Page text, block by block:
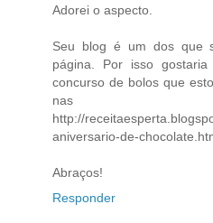
Adorei o aspecto.
Seu blog é um dos que
página. Por isso
concurso de bolos que
nas
http://
aniversario-de-
Abraços!
Responder